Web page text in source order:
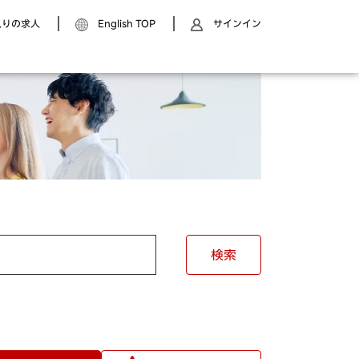
の求人 English TOP サインイン
検索